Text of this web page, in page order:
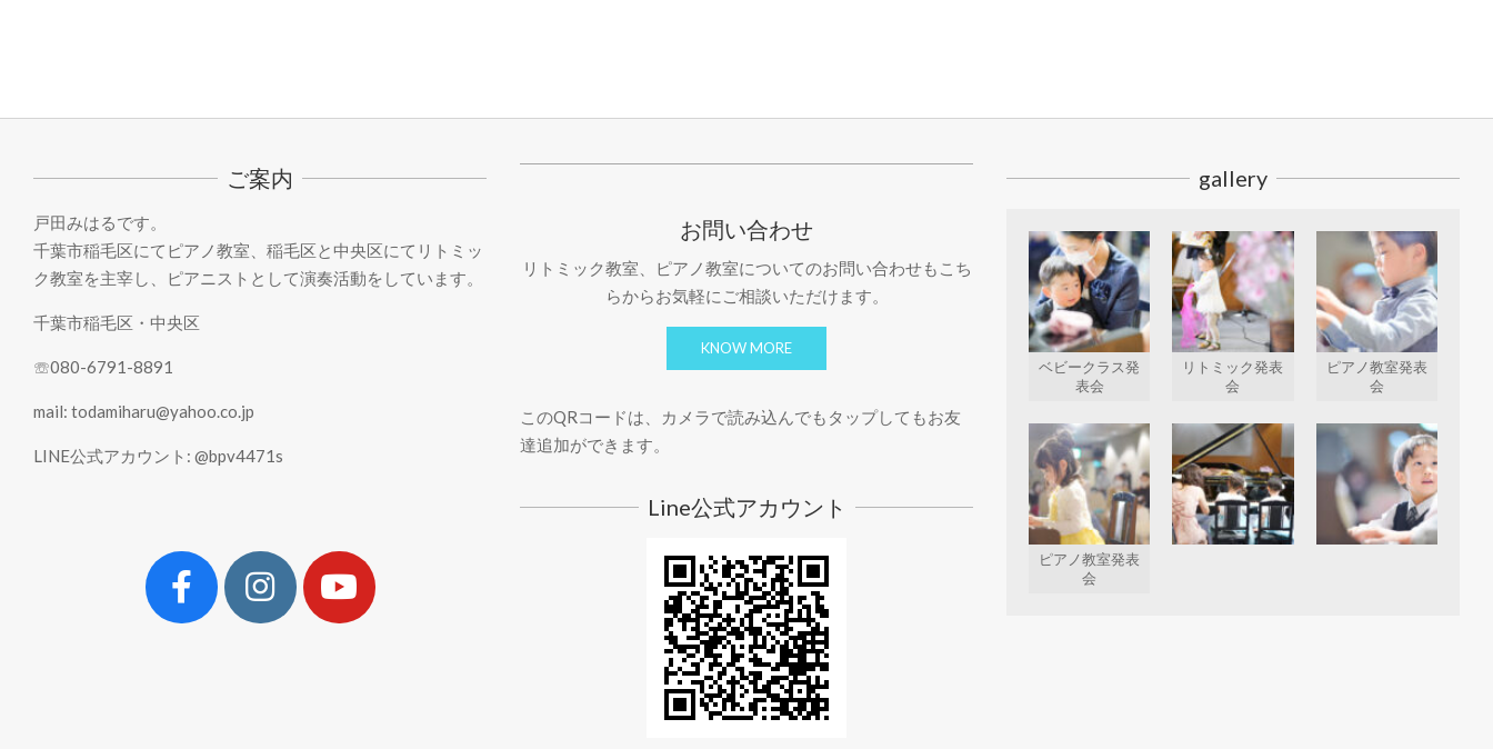
05-
ご案内
戸田みはるです。
千葉市稲毛区にてピアノ教室、稲毛区と中央区にてリトミッ
ク教室を主宰し、ピアニストとして演奏活動をしています。
千葉市稲毛区・中央区
☏080-6791-8891
mail: todamiharu@yahoo.co.jp
LINE公式アカウント: @bpv4471s
お問い合わせ
リトミック教室、ピアノ教室についてのお問い合わせもこち
らからお気軽にご相談いただけます。
KNOW MORE
このQRコードは、カメラで読み込んでもタップしてもお友
達追加ができます。
Line公式アカウント
gallery
ベビークラス発
表会
リトミック発表
会
ピアノ教室発表
会
ピアノ教室発表
会